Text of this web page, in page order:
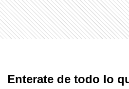
Enterate de todo lo